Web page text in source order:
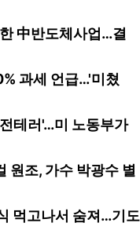
中반도체사업…결
과세 언급…'미쳤
테러'…미 노동부가
원조, 가수 박광수 별
먹고나서 숨져…기도